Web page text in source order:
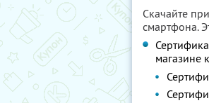
Скачайте
смартфона.
магазине